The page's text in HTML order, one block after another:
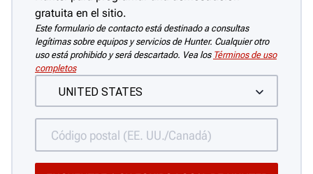
gratuita en el sitio.
Este formulario de contacto está destinado a consultas
legítimas sobre equipos y servicios de Hunter. Cualquier otro
uso está prohibido y será descartado. Vea los Términos de uso
completos